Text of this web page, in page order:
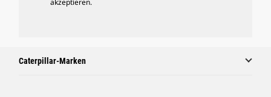
akzeptieren.
Caterpillar-Marken